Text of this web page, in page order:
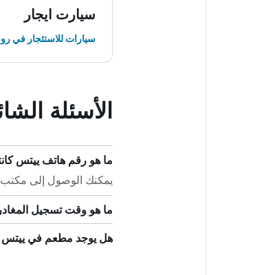
سيارت ايجار
سيارات للاستئجار في
الأسئلة
ما هو رقم هاتف ييتس
يمكنك الوصول إلى مكتب
ما هو وقت تسجيل
هل يوجد مطعم في ييتس